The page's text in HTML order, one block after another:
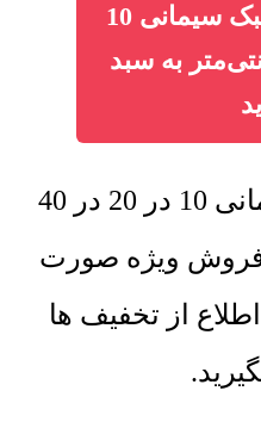
افزودن بلوک سبک سیمانی 10
در 40 سانتی‌متر به سبد
خرید بلوک سبک سیمانی 10 در 20 در 40
فروش ویژه صورت
از تخفیف ها